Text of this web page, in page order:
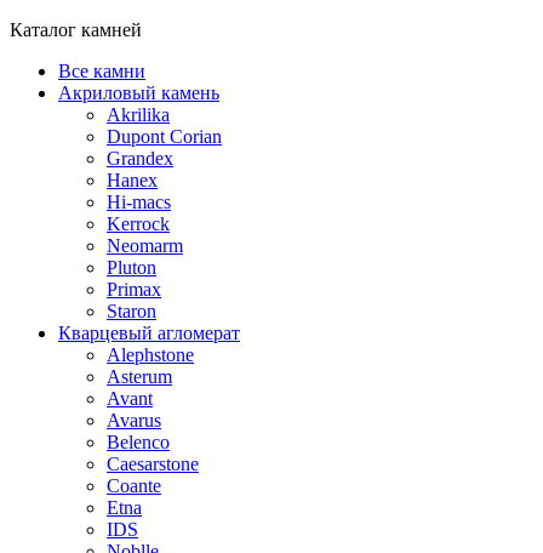
Каталог камней
Все камни
Акриловый камень
Akrilika
Dupont Corian
Grandex
Hanex
Hi-macs
Kerrock
Neomarm
Pluton
Primax
Staron
Кварцевый агломерат
Alephstone
Asterum
Avant
Avarus
Belenco
Caesarstone
Coante
Etna
IDS